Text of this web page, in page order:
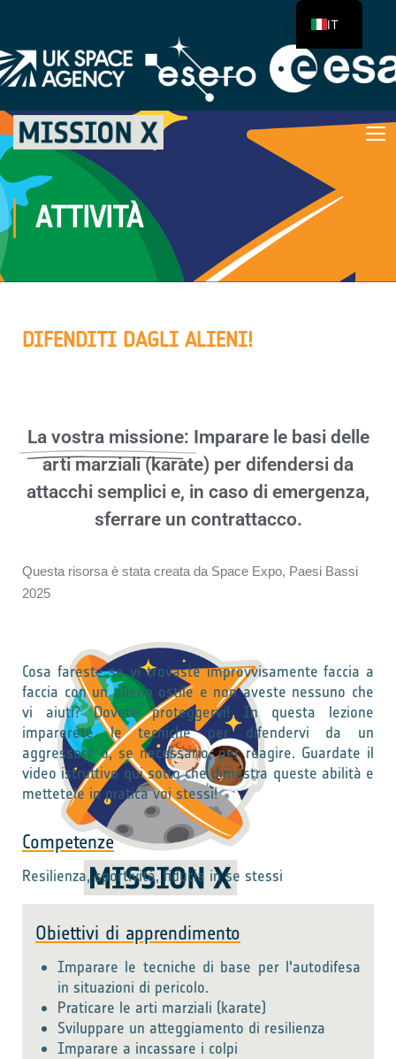
ATTIVITÀ
DIFENDITI DAGLI ALIENI!
La vostra missione: Imparare le basi delle
arti marziali (karate) per difendersi da
attacchi semplici e, in caso di emergenza,
sferrare un contrattacco.
Questa risorsa è stata creata da Space Expo, Paesi Bassi
2025
Cosa fareste se vi trovaste improvvisamente faccia a
faccia con un alieno ostile e non aveste nessuno che
vi aiuti? Dovete proteggervi! In questa lezione
imparerete le tecniche per difendervi da un
aggressore o, se necessario, per reagire. Guardate il
video istruttivo qui sotto che dimostra queste abilità e
mettetele in pratica voi stessi!
Competenze
Resilienza, sportività, fiducia in se stessi
Obiettivi di apprendimento
Imparare le tecniche di base per l'autodifesa
in situazioni di pericolo.
Praticare le arti marziali (karate)
Sviluppare un atteggiamento di resilienza
Imparare a incassare i colpi
IT